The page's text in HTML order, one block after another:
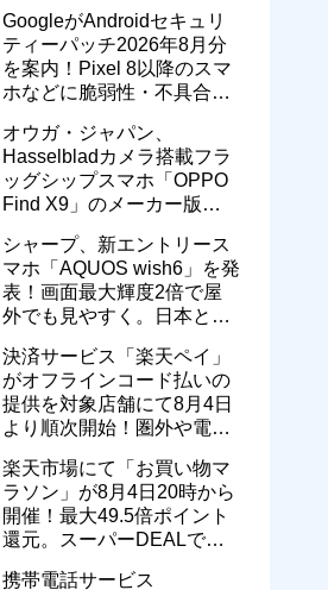
550円割引に
GoogleがAndroidセキュリ
ティーパッチ2026年8月分
を案内！Pixel 8以降のスマ
ホなどに脆弱性・不具合の
新が提供開始
オウガ・ジャパン、
Hasselbladカメラ搭載フラ
ッグシップスマホ「OPPO
Find X9」のメーカー版
げ！15万9800円に
シャープ、新エントリース
マホ「AQUOS wish6」を発
表！画面最大輝度2倍で屋
外でも見やすく。日本と台
売
決済サービス「楽天ペイ」
がオフラインコード払いの
提供を対象店舗にて8月4日
より順次開始！圏外や電波
に
楽天市場にて「お買い物マ
ラソン」が8月4日20時から
開催！最大49.5倍ポイント
還元。スーパーDEALで
携帯電話サービス